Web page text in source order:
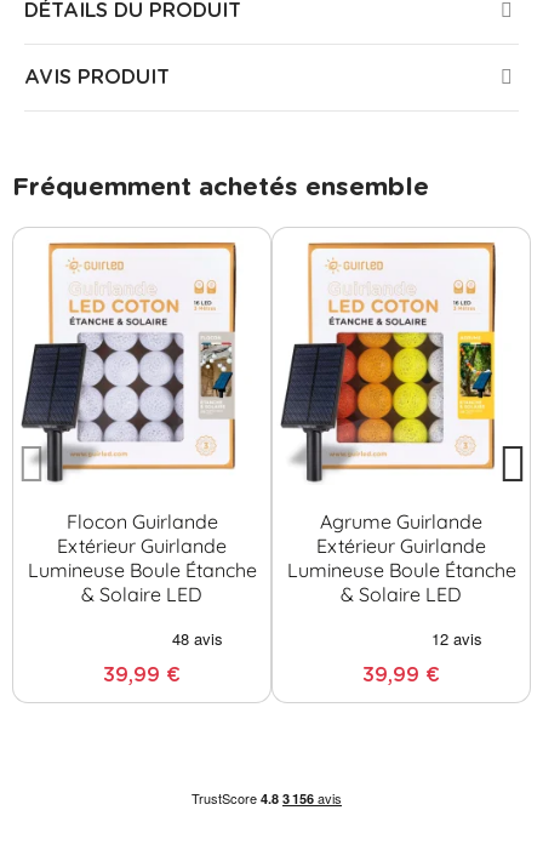
DÉTAILS DU PRODUIT
AVIS PRODUIT
Fréquemment achetés ensemble
Flocon Guirlande
Extérieur Guirlande
Lumineuse Boule Étanche
& Solaire LED
39,99 €
Agrume Guirlande
Extérieur Guirlande
Lumineuse Boule Étanche
& Solaire LED
39,99 €